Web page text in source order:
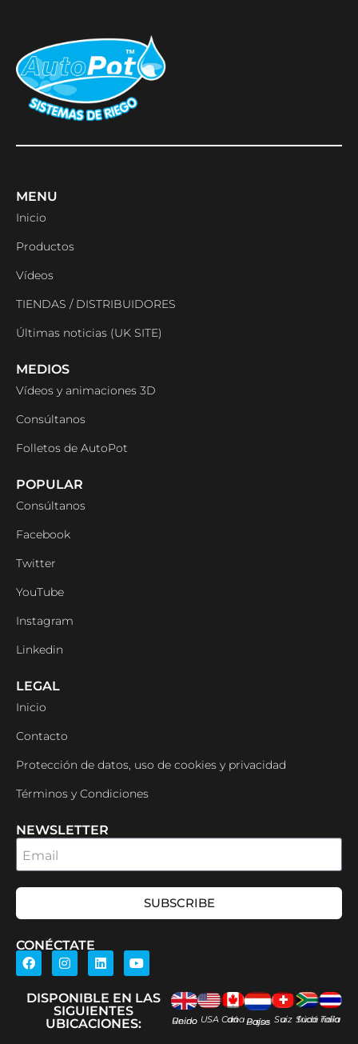
MENU
Inicio
Productos
Vídeos
TIENDAS / DISTRIBUIDORES
Últimas noticias (UK SITE)
MEDIOS
Vídeos y animaciones 3D
Consúltanos
Folletos de AutoPot
POPULAR
Consúltanos
Facebook
Twitter
YouTube
Instagram
Linkedin
LEGAL
Inicio
Contacto
Protección de datos, uso de cookies y privacidad
Términos y Condiciones
NEWSLETTER
Email
SUBSCRIBE
CONÉCTATE
DISPONIBLE EN LAS
SIGUIENTES
UBICACIONES:
Reino Unido USA Canadá Países Bajos Suiza Sudáfrica Tailandia